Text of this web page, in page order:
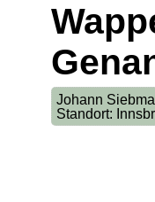
Johann
Standort: